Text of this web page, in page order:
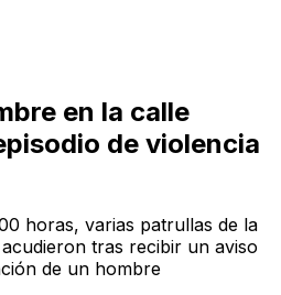
en la calle
de violencia
horas, varias patrullas de la
tras recibir un aviso
de un hombre